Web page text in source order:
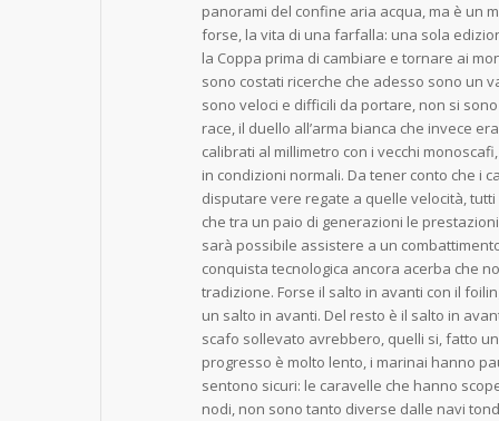
panorami del confine aria acqua, ma è un
forse, la vita di una farfalla: una sola
la Coppa prima di cambiare e tornare ai
sono costati ricerche che adesso sono un
sono veloci e difficili da portare, non si
race, il duello all’arma bianca che invece
calibrati al millimetro con i vecchi
in condizioni normali. Da tener conto che i
disputare vere regate a quelle velocità,
che tra un paio di generazioni le
sarà possibile assistere a un
conquista tecnologica ancora acerba che
tradizione. Forse il salto in avanti con il
un salto in avanti. Del resto è il salto in
scafo sollevato avrebbero, quelli si, fatto
progresso è molto lento, i marinai hanno
sentono sicuri: le caravelle che hanno
nodi, non sono tanto diverse dalle navi